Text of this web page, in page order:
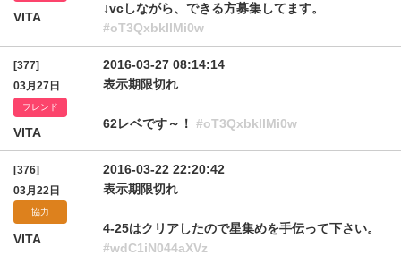
VITA
↓vcしながら、できる方募集してます。
#oT3QxbkllMi0w
[377]
03月27日
フレンド
VITA
2016-03-27 08:14:14
表示期限切れ
62レベです～！ #oT3QxbkllMi0w
[376]
03月22日
協力
VITA
2016-03-22 22:20:42
表示期限切れ
4-25はクリアしたので星集めを手伝って下さい。
#wdC1iN044aXVz